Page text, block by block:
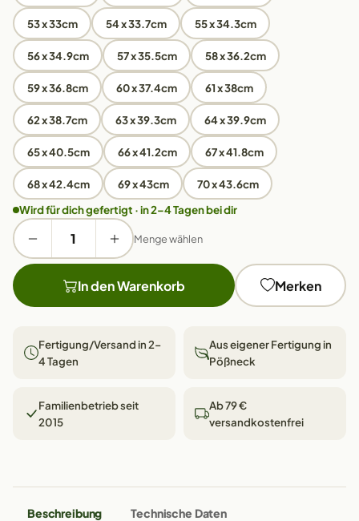
53 x 33cm 54 x 33.7cm 55 x 34.3cm
56 x 34.9cm 57 x 35.5cm 58 x 36.2cm
59 x 36.8cm 60 x 37.4cm 61 x 38cm
62 x 38.7cm 63 x 39.3cm 64 x 39.9cm
65 x 40.5cm 66 x 41.2cm 67 x 41.8cm
68 x 42.4cm 69 x 43cm
70 x 43.6cm
Wird für dich gefertigt · in 2–4 Tagen bei dir
Menge wählen
In den Warenkorb Merken
Fertigung/Versand in 2–
4 Tagen
Aus eigener Fertigung in
Pößneck
Familienbetrieb seit
2015
Ab 79 €
versandkostenfrei
Beschreibung Technische Daten